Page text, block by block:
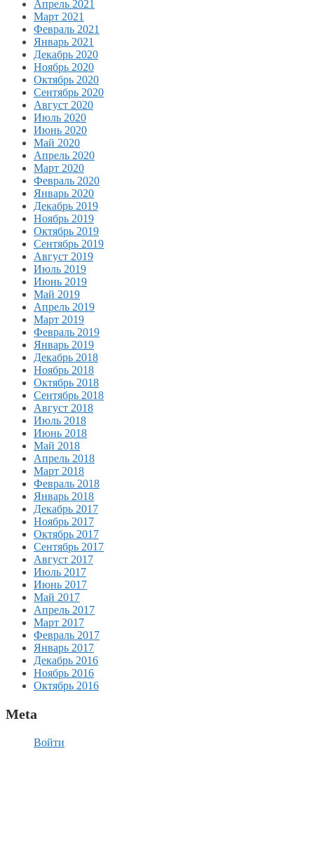
Апрель 2021
Март 2021
Февраль 2021
Январь 2021
Декабрь 2020
Ноябрь 2020
Октябрь 2020
Сентябрь 2020
Август 2020
Июль 2020
Июнь 2020
Май 2020
Апрель 2020
Март 2020
Февраль 2020
Январь 2020
Декабрь 2019
Ноябрь 2019
Октябрь 2019
Сентябрь 2019
Август 2019
Июль 2019
Июнь 2019
Май 2019
Апрель 2019
Март 2019
Февраль 2019
Январь 2019
Декабрь 2018
Ноябрь 2018
Октябрь 2018
Сентябрь 2018
Август 2018
Июль 2018
Июнь 2018
Май 2018
Апрель 2018
Март 2018
Февраль 2018
Январь 2018
Декабрь 2017
Ноябрь 2017
Октябрь 2017
Сентябрь 2017
Август 2017
Июль 2017
Июнь 2017
Май 2017
Апрель 2017
Март 2017
Февраль 2017
Январь 2017
Декабрь 2016
Ноябрь 2016
Октябрь 2016
Meta
Войти